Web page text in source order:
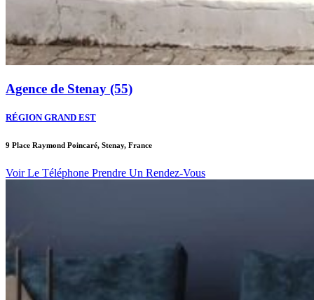
Agence de Stenay (55)
RÉGION GRAND EST
9 Place Raymond Poincaré, Stenay, France
Voir Le Téléphone Prendre Un Rendez-Vous